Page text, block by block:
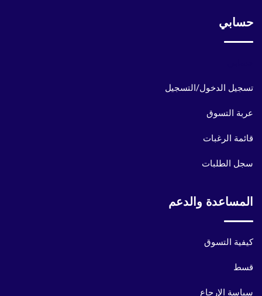
حسابي
تسجيل الدخول/التسجيل
عربة التسوق
قائمة الرغبات
سجل الطلبات
المساعدة والدعم
كيفية التسوق
قسط
سياسة الإرجاع